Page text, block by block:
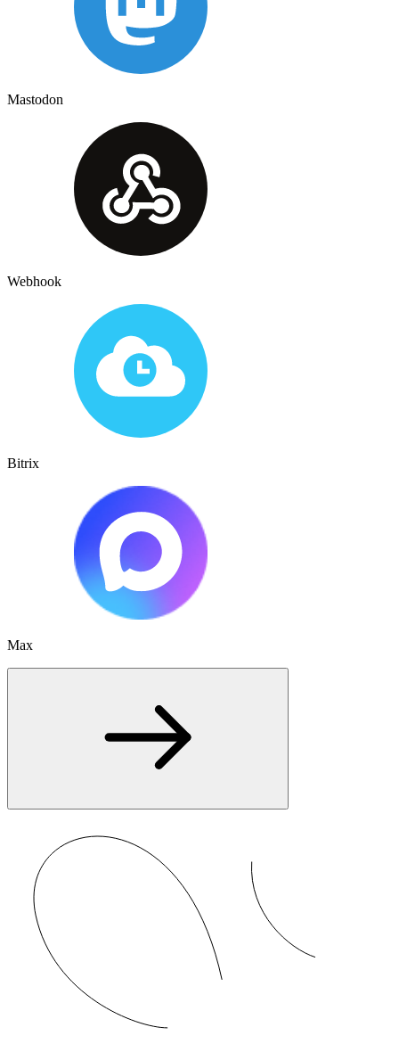
Mastodon
Webhook
Bitrix
Max